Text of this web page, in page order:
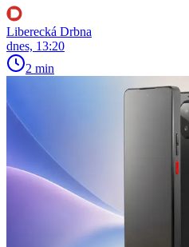
Liberecká Drbna
dnes, 13:20
2 min